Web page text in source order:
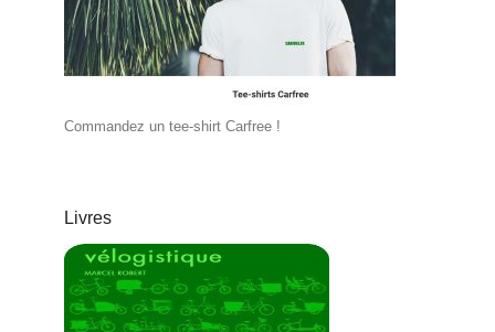
Commandez un tee-shirt Carfree !
Livres